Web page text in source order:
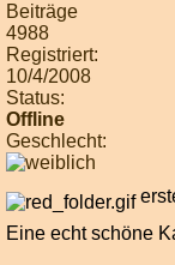
Beiträge
4988
Registriert:
10/4/2008
Status:
Offline
Geschlecht:
Eine echt schöne